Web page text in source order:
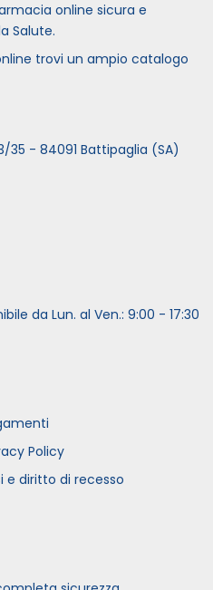
online sicura e
Salute.
trovi un ampio catalogo
35 - 84091 Battipaglia (SA)
da Lun. al Ven.: 9:00 - 17:30
Policy
e diritto di recesso